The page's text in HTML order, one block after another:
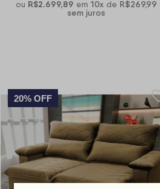
ou R$2.699,89 em 10x de R$269,99
sem juros
20% OFF